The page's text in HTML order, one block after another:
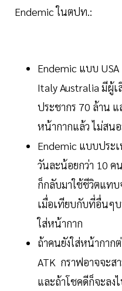
Endemic ในตปท.:
Endemic แบบ USA
Italy Australia มีผู้
ประชากร 70 ล้าน แ
หน้ากากแล้ว ไม่สนอ
Endemic แบบประ
วันละน้อยกว่า 10 ค
ก็กลับมาใช้ชีวิตแทบ
เมื่อเทียบกับที่อื่นๆบ
ใส่หน้ากาก
ถ้าคนยังใส่หน้ากาก
ATK กราฟอาจจะส
และถ้าโชคดีก็จะลง